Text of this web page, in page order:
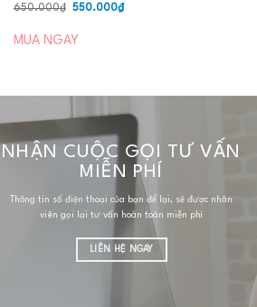
650.000₫
Giá
650.000₫.
550.000₫Giá
MUA NGAY
NHẬN CUỘC GỌI TƯ VẤN
MIỄN PHÍ
Thông tin số điện thoại của bạn để lại, sẽ được nhân
viên gọi lại tư vấn hoàn toàn miễn phí
LIÊN HỆ NGAY